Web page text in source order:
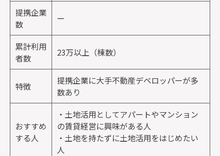
提携企業
数
ー
累計利用
者数
23万以上（棟数）
特徴
提携企業に大手不動産デベロッパーが多
数あり
おすすめ
する人
・土地活用としてアパートやマンション
の賃貸経営に興味がある人
・土地を持たずに土地活用をはじめたい
人